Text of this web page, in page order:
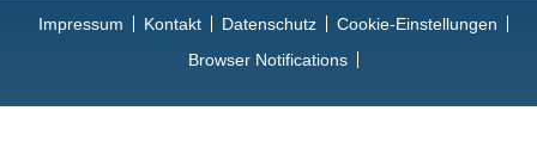
Impressum Kontakt Datenschutz
Cookie-Einstellungen
Browser Notifications